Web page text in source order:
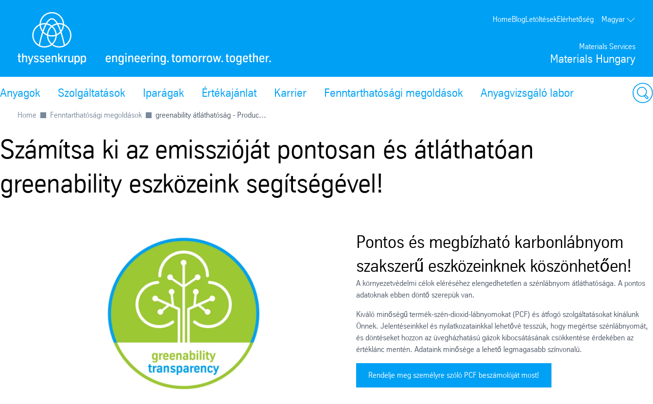
Materials Services
Materials Hungary
HomeBlogLetöltésekElérhetőség Magyar
Anyagok Szolgáltatások Iparágak Értékajánlat Karrier Fenntarthatósági megoldások Anyagvizsgáló labor
Home Fenntarthatósági megoldások greenability átláthatóság - Produc...
Számítsa ki az emisszióját pontosan és átláthatóan
greenability eszközeink segítségével!
Pontos és megbízható karbonlábnyom
szakszerű eszközeinknek köszönhetően!
A környezetvédelmi célok eléréséhez elengedhetetlen a szénlábnyom átláthatósága. A pontos
adatoknak ebben döntő szerepük van.
Kiváló minőségű termék-szén-dioxid-lábnyomokat (PCF) és átfogó szolgáltatásokat kínálunk
Önnek. Jelentéseinkkel és nyilatkozatainkkal lehetővé tesszük, hogy megértse szénlábnyomát,
és döntéseket hozzon az üvegházhatású gázok kibocsátásának csökkentése érdekében az
értéklánc mentén. Adataink minősége a lehető legmagasabb színvonalú.
Rendelje meg személyre szóló PCF beszámolóját most!